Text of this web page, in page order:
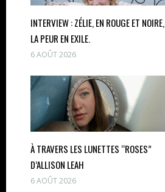
INTERVIEW : ZÉLIE, EN ROUGE ET NOIRE,
LA PEUR EN EXILE.
6 AOÛT 2026
À TRAVERS LES LUNETTES “ROSES”
D’ALLISON LEAH
6 AOÛT 2026